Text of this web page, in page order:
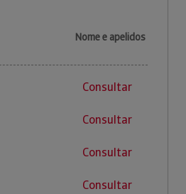
Nome e apelidos
Consultar
Consultar
Consultar
Consultar